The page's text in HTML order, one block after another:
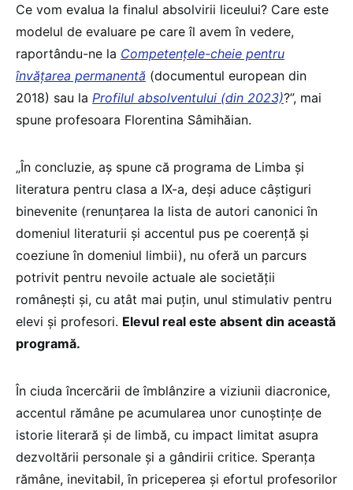
Ce vom evalua la finalul absolvirii liceului? Care este
modelul de evaluare pe care îl avem în vedere,
raportându-ne la Competențele-cheie pentru
învățarea permanentă (documentul european din
2018) sau la Profilul absolventului (din 2023)?”, mai
spune profesoara Florentina Sâmihăian.
„În concluzie, aș spune că programa de Limba și
literatura pentru clasa a IX-a, deși aduce câștiguri
binevenite (renunțarea la lista de autori canonici în
domeniul literaturii și accentul pus pe coerență și
coeziune în domeniul limbii), nu oferă un parcurs
potrivit pentru nevoile actuale ale societății
românești și, cu atât mai puțin, unul stimulativ pentru
elevi și profesori. Elevul real este absent din această
programă.
În ciuda încercării de îmblânzire a viziunii diacronice,
accentul rămâne pe acumularea unor cunoștințe de
istorie literară și de limbă, cu impact limitat asupra
dezvoltării personale și a gândirii critice. Speranța
rămâne, inevitabil, în priceperea și efortul profesorilor